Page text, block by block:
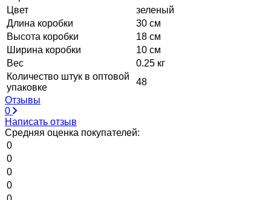
Цвет
зеленый
Длина коробки
30 см
Высота коробки
18 см
Ширина коробки
10 см
Вес
0.25 кг
Количество штук в оптовой
упаковке
48
Отзывы
0
Написать отзыв
Средняя оценка покупателей:
0
0
0
0